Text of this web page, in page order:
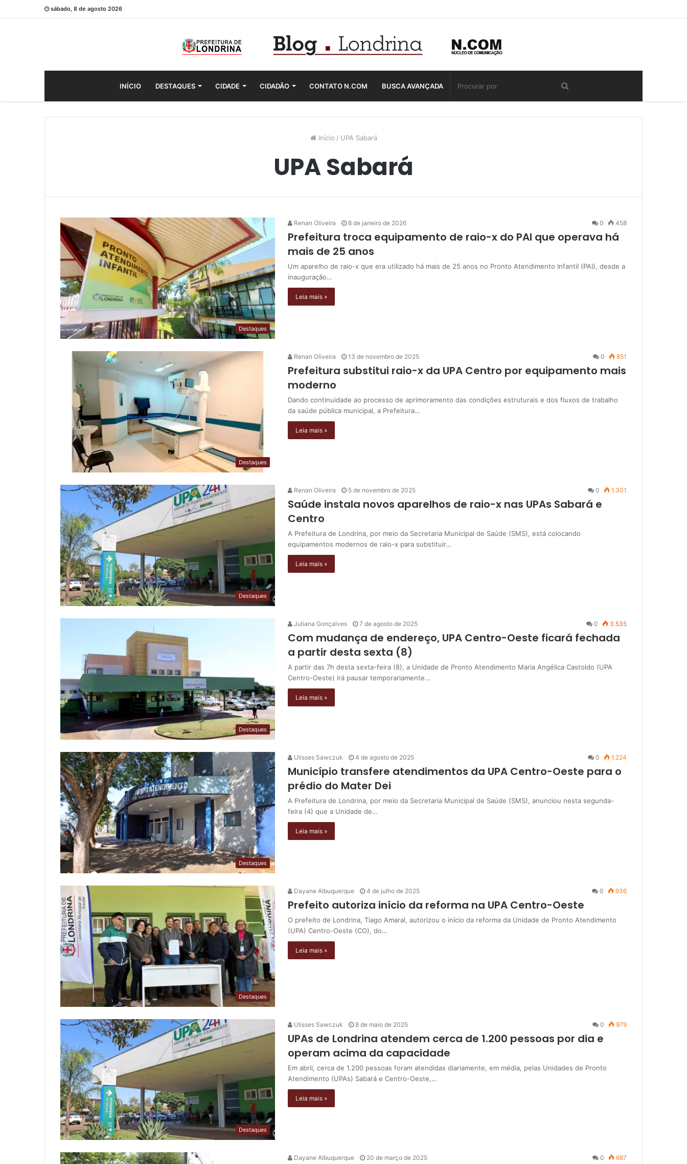
sábado, 8 de agosto 2026
INÍCIO DESTAQUES CIDADE CIDADÃO CONTATO N.COM BUSCA AVANÇADA
Início / UPA Sabará
UPA Sabará
Destaques
Renan Oliveira 8 de janeiro de 2026 0 458
Prefeitura troca equipamento de raio-x do PAI que operava há
mais de 25 anos
Um aparelho de raio-x que era utilizado há mais de 25 anos no Pronto Atendimento Infantil (PAI), desde a
inauguração…
Leia mais »
Destaques
Renan Oliveira 13 de novembro de 2025 0 851
Prefeitura substitui raio-x da UPA Centro por equipamento mais
moderno
Dando continuidade ao processo de aprimoramento das condições estruturais e dos fluxos de trabalho
da saúde pública municipal, a Prefeitura…
Leia mais »
Destaques
Renan Oliveira 5 de novembro de 2025 0 1.301
Saúde instala novos aparelhos de raio-x nas UPAs Sabará e
Centro
A Prefeitura de Londrina, por meio da Secretaria Municipal de Saúde (SMS), está colocando
equipamentos modernos de raio-x para substituir…
Leia mais »
Destaques
Juliana Gonçalves 7 de agosto de 2025 0 3.535
Com mudança de endereço, UPA Centro-Oeste ficará fechada
a partir desta sexta (8)
A partir das 7h desta sexta-feira (8), a Unidade de Pronto Atendimento Maria Angélica Castoldo (UPA
Centro-Oeste) irá pausar temporariamente…
Leia mais »
Destaques
Ulisses Sawczuk 4 de agosto de 2025 0 1.224
Município transfere atendimentos da UPA Centro-Oeste para o
prédio do Mater Dei
A Prefeitura de Londrina, por meio da Secretaria Municipal de Saúde (SMS), anunciou nesta segunda-
feira (4) que a Unidade de…
Leia mais »
Destaques
Dayane Albuquerque 4 de julho de 2025 0 936
Prefeito autoriza início da reforma na UPA Centro-Oeste
O prefeito de Londrina, Tiago Amaral, autorizou o início da reforma da Unidade de Pronto Atendimento
(UPA) Centro-Oeste (CO), do…
Leia mais »
Destaques
Ulisses Sawczuk 8 de maio de 2025 0 979
UPAs de Londrina atendem cerca de 1.200 pessoas por dia e
operam acima da capacidade
Em abril, cerca de 1.200 pessoas foram atendidas diariamente, em média, pelas Unidades de Pronto
Atendimento (UPAs) Sabará e Centro-Oeste,…
Leia mais »
Dayane Albuquerque 20 de março de 2025 0 687